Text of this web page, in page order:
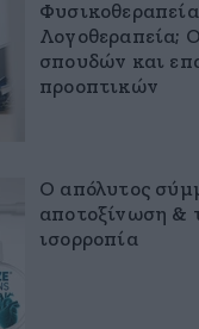
Λογοθεραπεία;
σπουδών και
προοπτικών
Ο απόλυτος
αποτοξίνωση &
ισορροπία